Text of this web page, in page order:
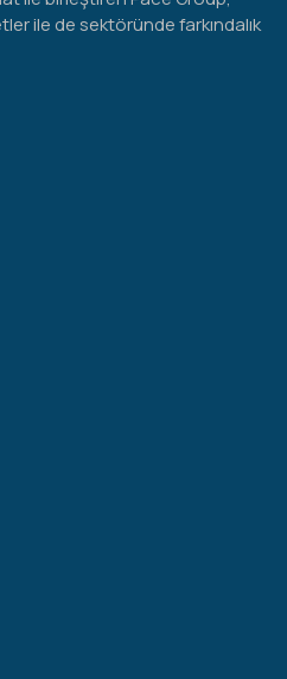
ile de sektöründe farkındalık